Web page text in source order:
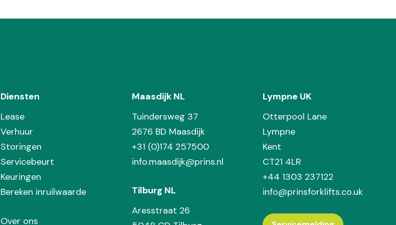
Diensten
Lease
Verhuur
Storingen
Servicebeurt
Keuringen
Bereken inruilwaarde
Over ons
Maasdijk NL
Tuindersweg 37
2676 BD Maasdijk
+31 (0)174 257500
info.maasdijk@prins.nl
Tilburg NL
Aresstraat 26
Lympne UK
Otterpool Lane
Lympne
Kent
CT21 4LR
+44 1303 237122
info@prinsforklifts.co.uk